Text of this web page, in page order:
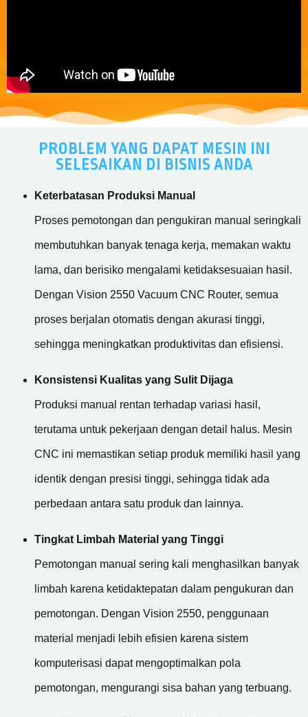
PROBLEM YANG DAPAT MESIN INI
SELESAIKAN DI BISNIS ANDA
Keterbatasan Produksi Manual
Proses pemotongan dan pengukiran manual seringkali
membutuhkan banyak tenaga kerja, memakan waktu
lama, dan berisiko mengalami ketidaksesuaian hasil.
Dengan Vision 2550 Vacuum CNC Router, semua
proses berjalan otomatis dengan akurasi tinggi,
sehingga meningkatkan produktivitas dan efisiensi.
Konsistensi Kualitas yang Sulit Dijaga
Produksi manual rentan terhadap variasi hasil,
terutama untuk pekerjaan dengan detail halus. Mesin
CNC ini memastikan setiap produk memiliki hasil yang
identik dengan presisi tinggi, sehingga tidak ada
perbedaan antara satu produk dan lainnya.
Tingkat Limbah Material yang Tinggi
Pemotongan manual sering kali menghasilkan banyak
limbah karena ketidaktepatan dalam pengukuran dan
pemotongan. Dengan Vision 2550, penggunaan
material menjadi lebih efisien karena sistem
komputerisasi dapat mengoptimalkan pola
pemotongan, mengurangi sisa bahan yang terbuang.